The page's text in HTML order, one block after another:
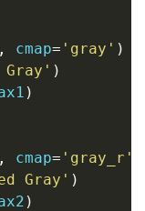
, cmap= 'gray' )
Gray' )
)
, cmap= 'gray_r'
Gray' )
)